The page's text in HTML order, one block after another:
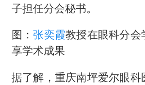
子担任分会秘书。
图：张奕霞教授在眼科分会
享学术成果
据了解，重庆南坪爱尔眼科